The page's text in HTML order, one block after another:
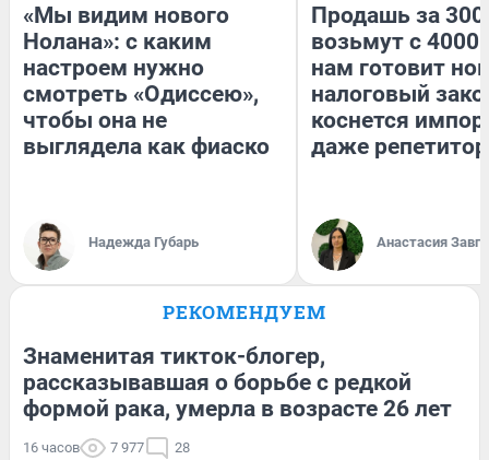
«Мы видим нового
Нолана»: с каким
настроем нужно
смотреть «Одиссею»,
чтобы она не
выглядела как фиаско
Надежда Губарь
Продашь за
возьмут с
нам готовит
налоговый
коснется
даже
Анастасия
РЕКОМЕНДУЕМ
Знаменитая тикток-блогер,
рассказывавшая о борьбе с редкой
формой рака, умерла в возрасте 26 лет
16 часов 7 977 28